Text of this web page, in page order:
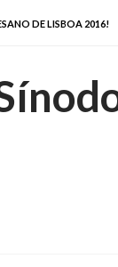
DE LISBOA 2016!